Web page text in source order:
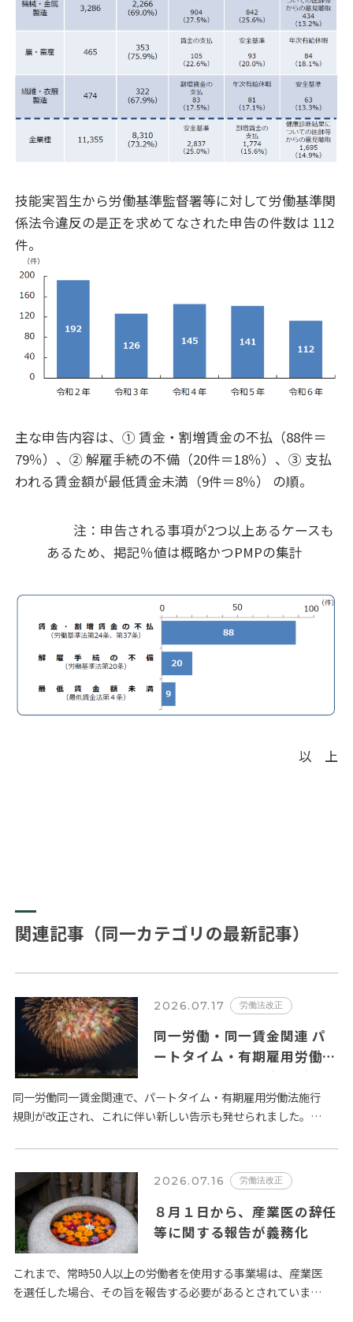
技能実習生から労働基準監督署等に対して労働基準関
係法令違反の是正を求めてなされた申告の件数は 112
件。
主な申告内容は、① 賃金・割増賃金の不払（88件＝
79％）、② 解雇手続の不備（20件＝18％）、③ 支払
われる賃金額が最低賃金未満（9件＝8％） の順。
注：申告される事項が2つ以上あるケースも
あるため、掲記％値は概略かつPMPの集計
以 上
関連記事（同一カテゴリの最新記事）
2026.07.17 労働法改正
同一労働・同一賃金関連 パ
ートタイム・有期雇用労働者
に関するルールの変更が
2026年10月１日から施行さ
れます。
同一労働同一賃金関連で、パートタイム・有期雇用労働法施行
規則が改正され、これに伴い新しい告示も発せられました。全
ます。 …
2026.07.16 労働法改正
８月１日から、産業医の辞任
等に関する報告が義務化
これまで、常時50人以上の労働者を使用する事業場は、産業医
を選任した場合、その旨を報告する必要があるとされていまし